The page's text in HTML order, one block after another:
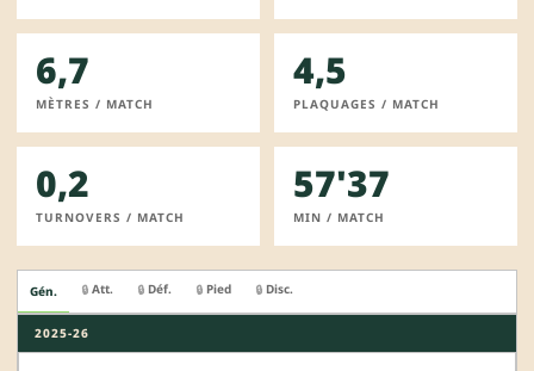
6,7
MÈTRES / MATCH
4,5
PLAQUAGES / MATCH
0,2
TURNOVERS / MATCH
57'37
MIN / MATCH
Gén. 🔒 Att. 🔒 Déf. 🔒 Pied 🔒 Disc.
2025-26